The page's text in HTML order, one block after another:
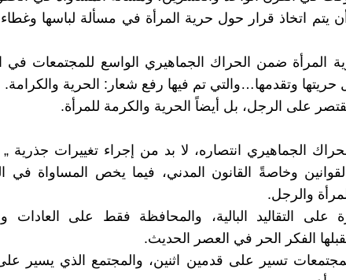
يتم اتخاذ قرار حول حرية المرأة في مسألة لباسها
المرأة ضمن الحراك الجماهيري الواسع للمجتمعات في
وتقدمها…والتي تم فيها رفع شعار: الحرية والكرامة.
على الرجل، بل أيضاً الحرية والكرمة للمرأة.
الجماهيري انتصاره، لا بد من إجراء تغييرات جذرية „
وخاصةً القانون المدني، فيما يخص المساواة في
والرجل.
على التقاليد البالية، والمحافظة فقط على العادات
يتقبلها الفكر الحر في العصر الحديث.
تسير على قدمين اثنين، والمجتمع الذي يسير